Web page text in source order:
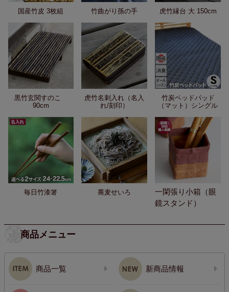
国産竹皮 3枚組 竹曲がり孫の手 虎竹縁台 大 150cm
黒竹玄関すのこ
90cm
虎竹名刺入れ（名入
れ/刻印）
竹炭ベッドパッド
（マット）シングル
毎日竹漆箸 蕎麦せいろ
一閑張り小箱（眼
鏡スタンド）
商品メニュー
商品一覧 新商品情報